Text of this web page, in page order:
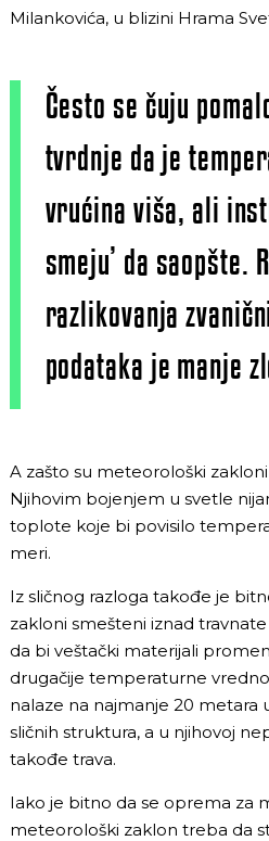
Milankovića, u blizini Hrama
Često se čuju
tvrdnje da je
vrućina viša, ali
smeju’ da saopšte.
razlikovanja
podataka je manje
A zašto su meteorološki
Njihovim bojenjem u svetle
toplote koje bi povisilo
meri.
Iz sličnog razloga takođe je
zakloni smešteni iznad
da bi veštački materijali
drugačije temperaturne
nalaze na najmanje 20 metara
sličnih struktura, a u njihovoj
takođe trava.
Iako je bitno da se oprema za
meteorološki zaklon treba da